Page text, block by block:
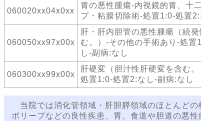
060020xx04x0xx
胃の悪性腫瘍-内視鏡的胃、十
プ・粘膜切除術-処置1:0-処置
060050xx97x00x
肝・肝内胆管の悪性腫瘍（続発
む。）-その他の手術あり-処置
し-副病:なし
060300xx99x00x
肝硬変（胆汁性肝硬変を含む
処置1:0-処置2:なし-副病:なし
当院では消化管領域・肝胆膵領域のほとんど
ポリープなどの良性疾患、胃、食道や胆道の悪